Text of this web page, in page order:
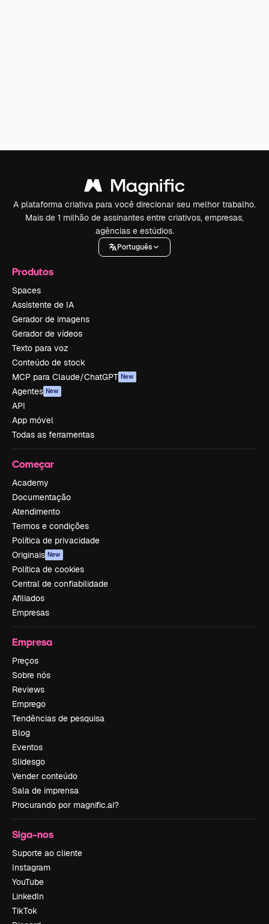
A plataforma criativa para você direcionar seu melhor trabalho.
Mais de 1 milhão de assinantes entre criativos, empresas,
agências e estúdios.
Português
Produtos
Spaces
Assistente de IA
Gerador de imagens
Gerador de vídeos
Texto para voz
Conteúdo de stock
MCP para Claude/ChatGPT New
Agentes New
API
App móvel
Todas as ferramentas
Começar
Academy
Documentação
Atendimento
Termos e condições
Política de privacidade
Originais New
Política de cookies
Central de confiabilidade
Afiliados
Empresas
Empresa
Preços
Sobre nós
Reviews
Emprego
Tendências de pesquisa
Blog
Eventos
Slidesgo
Vender conteúdo
Sala de imprensa
Procurando por magnific.ai?
Siga-nos
Suporte ao cliente
Instagram
YouTube
LinkedIn
TikTok